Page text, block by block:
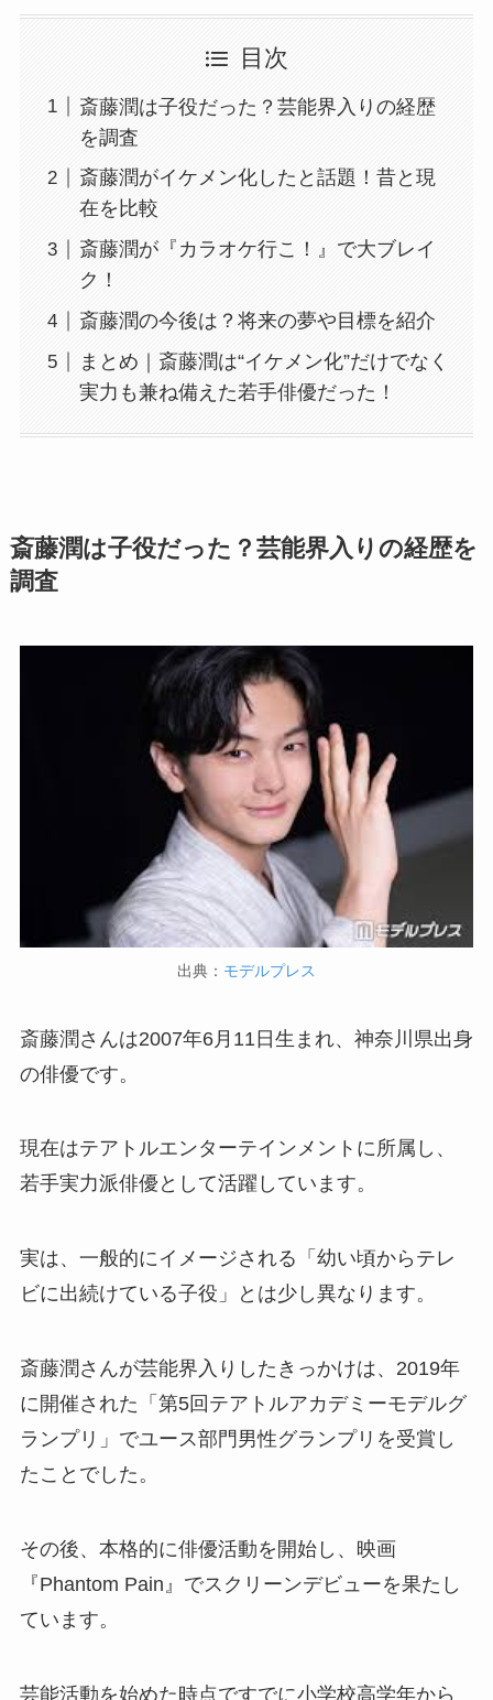
目次
斎藤潤は子役だった？芸能界入りの経歴
を調査
斎藤潤がイケメン化したと話題！昔と現
在を比較
斎藤潤が『カラオケ行こ！』で大ブレイ
ク！
斎藤潤の今後は？将来の夢や目標を紹介
まとめ｜斎藤潤は“イケメン化”だけでなく
実力も兼ね備えた若手俳優だった！
斎藤潤は子役だった？芸能界入りの経歴を
調査
出典： モデルプレス
斎藤潤さんは2007年6月11日生まれ、神奈川県出身
の俳優です。
現在はテアトルエンターテインメントに所属し、
若手実力派俳優として活躍しています。
実は、一般的にイメージされる「幼い頃からテレ
ビに出続けている子役」とは少し異なります。
斎藤潤さんが芸能界入りしたきっかけは、2019年
に開催された「第5回テアトルアカデミーモデルグ
ランプリ」でユース部門男性グランプリを受賞し
たことでした。
その後、本格的に俳優活動を開始し、映画
『Phantom Pain』でスクリーンデビューを果たし
ています。
芸能活動を始めた時点ですでに小学校高学年から